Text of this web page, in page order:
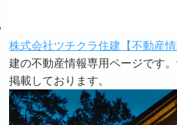
株式会社ツチクラ住建【不動産情
建の不動産情報専用ページです
掲載しております。